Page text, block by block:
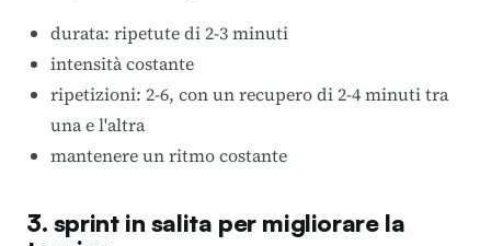
durata: ripetute di 2-3 minuti
intensità costante
ripetizioni: 2-6, con un recupero di 2-4 minuti tra
una e l'altra
mantenere un ritmo costante
3. sprint in salita per migliorare la